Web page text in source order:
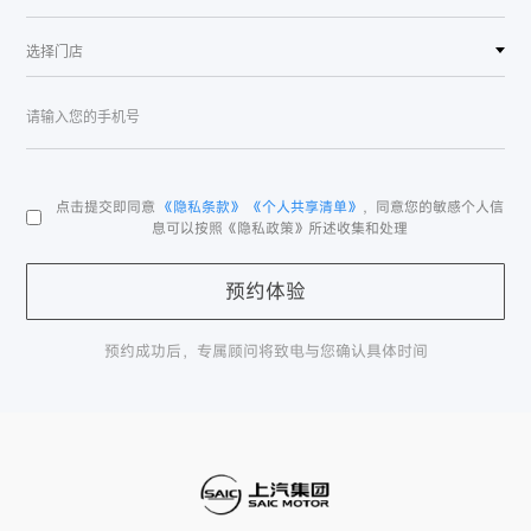
点击提交即同意 《隐私条款》 《个人共享清单》 ，同意您的敏感个人信
息可以按照《隐私政策》所述收集和处理
预约体验
预约成功后，专属顾问将致电与您确认具体时间